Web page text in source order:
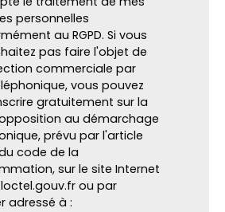
personnelles
au RGPD. Si vous
pas faire l'objet de
commerciale par
vous pouvez
gratuitement sur la
au démarchage
prévu par l'article
du code de la
sur le site Internet
ou par
adressé à :